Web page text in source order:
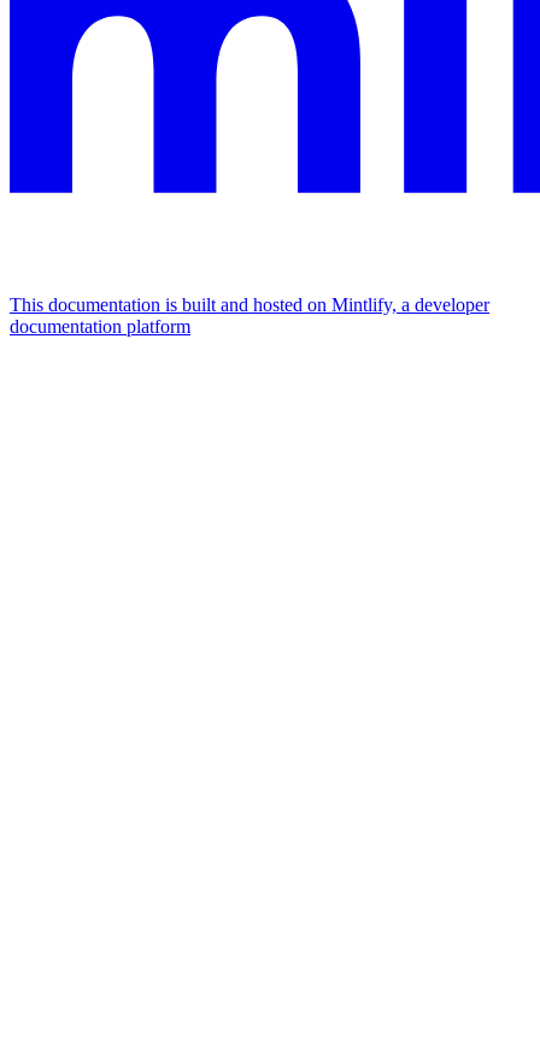
This documentation is built and hosted on Mintlify, a developer
documentation platform